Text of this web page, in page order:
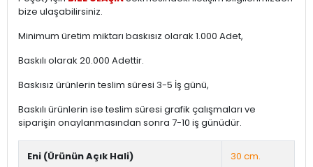
bize ulaşabilirsiniz.
Minimum üretim miktarı baskısız olarak 1.000 Adet,
Baskılı olarak 20.000 Adettir.
Baskısız ürünlerin teslim süresi 3-5 İş günü,
Baskılı ürünlerin ise teslim süresi grafik çalışmaları ve
siparişin onaylanmasından sonra 7-10 iş günüdür.
Eni (Ürünün Açık Hali) 30 cm.